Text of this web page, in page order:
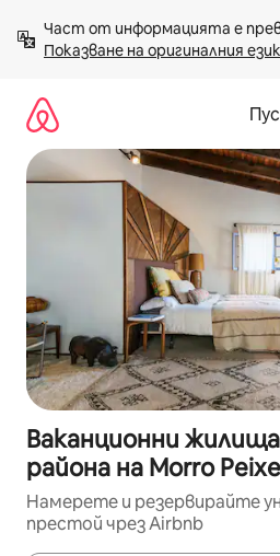
към
съдържанието
Показване на оригиналния език
Ваканционни
района на Morro Peixe
Намерете и резервирайте
престой чрез Airbnb